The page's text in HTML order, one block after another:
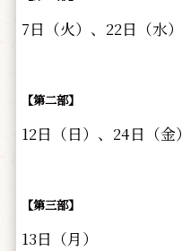
7日（火）、22日（水）
【第二部】
12日（日）、24日（金）
【第三部】
13日（月）